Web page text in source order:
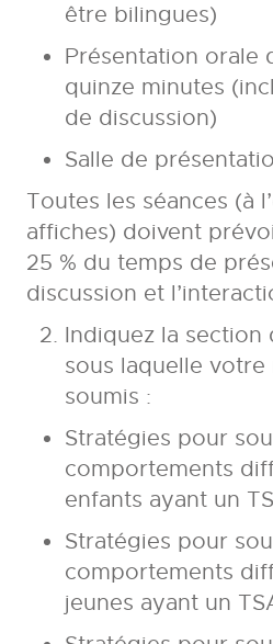
être bilingues)
Présentation orale
quinze minutes
de discussion)
Salle de
Toutes les séances (à
affiches) doivent
25 % du temps de
discussion et
Indiquez la section
sous laquelle votre
soumis :
Stratégies pour
comportements
enfants ayant un
Stratégies pour
comportements
jeunes ayant un